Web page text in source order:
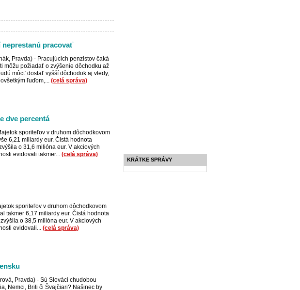
pracovať
Pravda) - Pracujúcich penzistov čaká
môžu požiadať o zvýšenie dôchodku až
môcť dostať vyšší dôchodok aj vtedy,
ľuďom,... (celá správa)
dve percentá
sporiteľov v druhom dôchodkovom
6,21 miliardy eur. Čistá hodnota
o 31,6 milióna eur. V akciových
evidovali takmer... (celá správa)
sporiteľov v druhom dôchodkovom
takmer 6,17 miliardy eur. Čistá hodnota
o 38,5 milióna eur. V akciových
evidovali... (celá správa)
Pravda) - Sú Slováci chudobou
Nemci, Briti či Švajčiari? Našinec by
KRÁTKE SPRÁVY